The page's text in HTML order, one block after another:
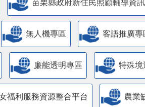
苗栗縣政府新住民照顧輔導資
無人機專區 客語推廣專
廉能透明專區 特殊境
福利服務資源整合平台 農業